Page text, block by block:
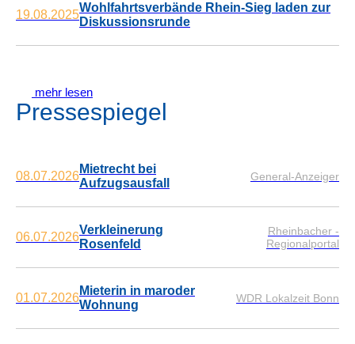
19.08.2025
Wohlfahrtsverbände Rhein-Sieg laden zur
Diskussionsrunde
mehr lesen
Pressespiegel
08.07.2026
Mietrecht bei
Aufzugsausfall
General-Anzeiger
06.07.2026
Verkleinerung
Rosenfeld
Rheinbacher -
Regionalportal
01.07.2026
Mieterin in maroder
Wohnung
WDR Lokalzeit Bonn